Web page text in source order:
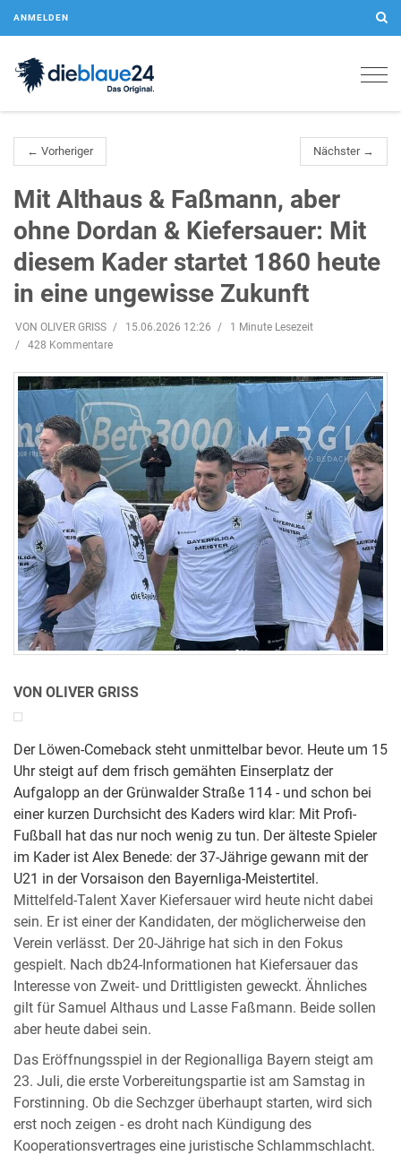
ANMELDEN
← Vorheriger Nächster →
Mit Althaus & Faßmann, aber
ohne Dordan & Kiefersauer: Mit
diesem Kader startet 1860 heute
in eine ungewisse Zukunft
VON OLIVER GRISS 15.06.2026 12:26
1 Minute Lesezeit
428 Kommentare
VON OLIVER GRISS
Der Löwen-Comeback steht unmittelbar bevor. Heute um 15
Uhr steigt auf dem frisch gemähten Einserplatz der
Aufgalopp an der Grünwalder Straße 114 - und schon bei
einer kurzen Durchsicht des Kaders wird klar: Mit Profi-
Fußball hat das nur noch wenig zu tun. Der älteste Spieler
im Kader ist Alex Benede: der 37-Jährige gewann mit der
U21 in der Vorsaison den Bayernliga-Meistertitel.
Mittelfeld-Talent Xaver Kiefersauer wird heute nicht dabei
sein. Er ist einer der Kandidaten, der möglicherweise den
Verein verlässt. Der 20-Jährige hat sich in den Fokus
gespielt. Nach db24-Informationen hat Kiefersauer das
Interesse von Zweit- und Drittligisten geweckt. Ähnliches
gilt für Samuel Althaus und Lasse Faßmann. Beide sollen
aber heute dabei sein.
Das Eröffnungsspiel in der Regionalliga Bayern steigt am
23. Juli, die erste Vorbereitungspartie ist am Samstag in
Forstinning. Ob die Sechzger überhaupt starten, wird sich
erst noch zeigen - es droht nach Kündigung des
Kooperationsvertrages eine juristische Schlammschlacht.